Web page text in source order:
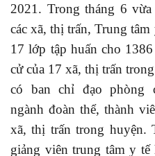
2021. Trong tháng 6
các xã, thị trấn, Trung
17 lớp tập huấn cho
cử của 17 xã, thị trấn
có ban chỉ đạo phòng
ngành đoàn thể, thành
xã, thị trấn trong huyện.
giảng viên trung tâm y